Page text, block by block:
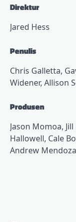
Direktur
Jared Hess
Penulis
Chris Galletta,
Widener, Allison
Produsen
Jason Momoa,
Hallowell, Cale
Andrew